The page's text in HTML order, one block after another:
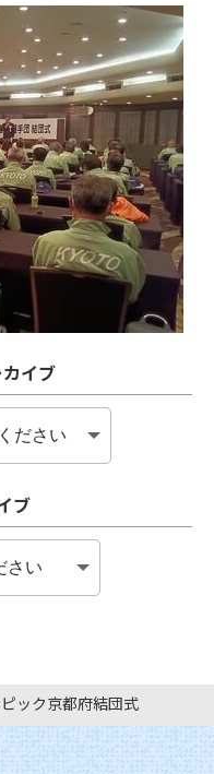
イブ
ブ
ック京都府結団式